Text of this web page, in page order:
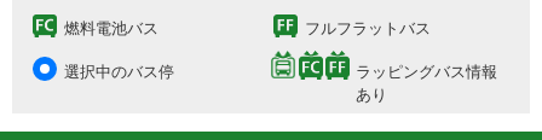
燃料電池バス フルフラットバス
選択中のバス停
ラッピングバス情報
あり